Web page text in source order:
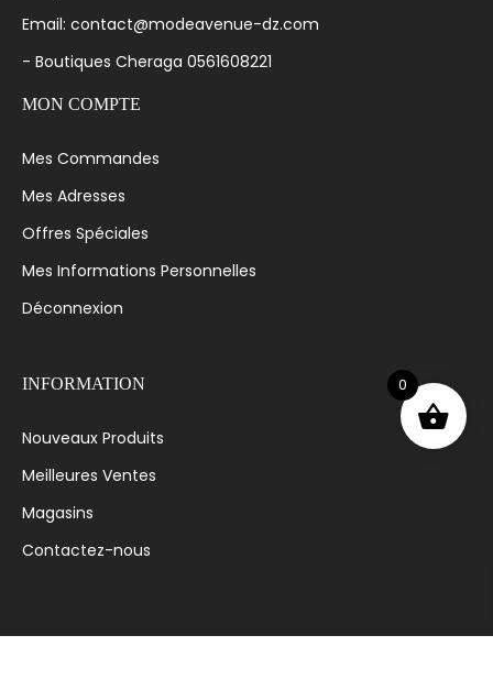
Email: contact@modeavenue-dz.com
- Boutiques Cheraga 0561608221
MON COMPTE
Mes Commandes
Mes Adresses
Offres Spéciales
Mes Informations Personnelles
Déconnexion
INFORMATION
Nouveaux Produits
Meilleures Ventes
Magasins
Contactez-nous
0